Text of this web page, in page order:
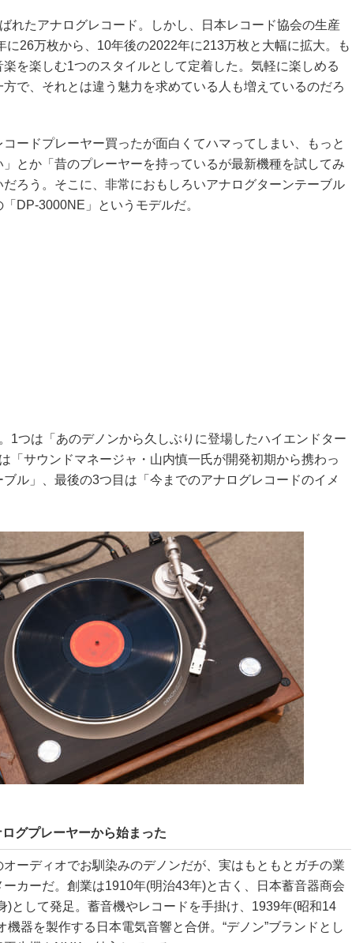
れたアナログレコード。しかし、日本レコード協会の生産
に26万枚から、10年後の2022年に213万枚と大幅に拡大。も
を楽しむ1つのスタイルとして定着した。気軽に楽しめる
で、それとは違う魅力を求めている人も増えているのだろ
ードプレーヤー買ったが面白くてハマってしまい、もっと
とか「昔のプレーヤーを持っているが最新機種を試してみ
ろう。そこに、非常におもしろいアナログターンテーブル
DP-3000NE」というモデルだ。
1つは「あのデノンから久しぶりに登場したハイエンドター
「サウンドマネージャ・山内慎一氏が開発初期から携わっ
ル」、最後の3つ目は「今までのアナログレコードのイメ
グプレーヤーから始まった
ーディオでお馴染みのデノンだが、実はもともとガチの業
カーだ。創業は1910年(明治43年)と古く、日本蓄音器商会
)として発足。蓄音機やレコードを手掛け、1939年(昭和14
機器を製作する日本電気音響と合併。“デノン”ブランドとし